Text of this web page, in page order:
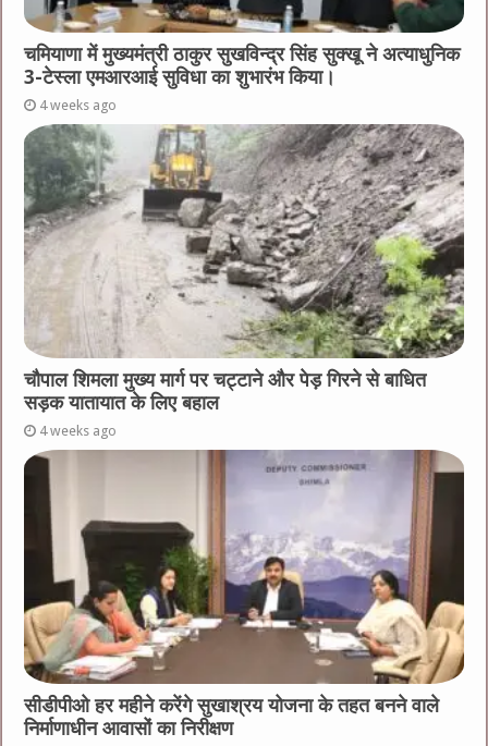
चमियाणा में मुख्यमंत्री ठाकुर सुखविन्द्र सिंह सुक्खू ने अत्याधुनिक
3-टेस्ला एमआरआई सुविधा का शुभारंभ किया।
4 weeks ago
चौपाल शिमला मुख्य मार्ग पर चट्टाने और पेड़ गिरने से बाधित
सड़क यातायात के लिए बहाल
4 weeks ago
सीडीपीओ हर महीने करेंगे सुखाश्रय योजना के तहत बनने वाले
निर्माणाधीन आवासों का निरीक्षण